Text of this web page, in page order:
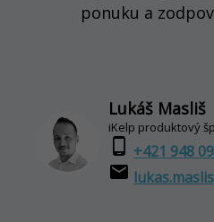
ponuku a
Lukáš Masliš
iKelp produktový
phone_android +421 948
email